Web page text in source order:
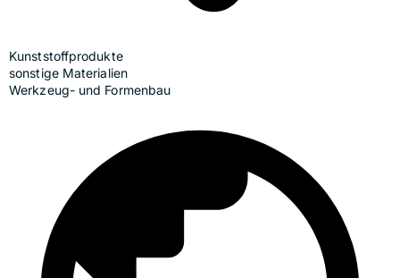
Kunststoffprodukte
sonstige Materialien
Werkzeug- und Formenbau